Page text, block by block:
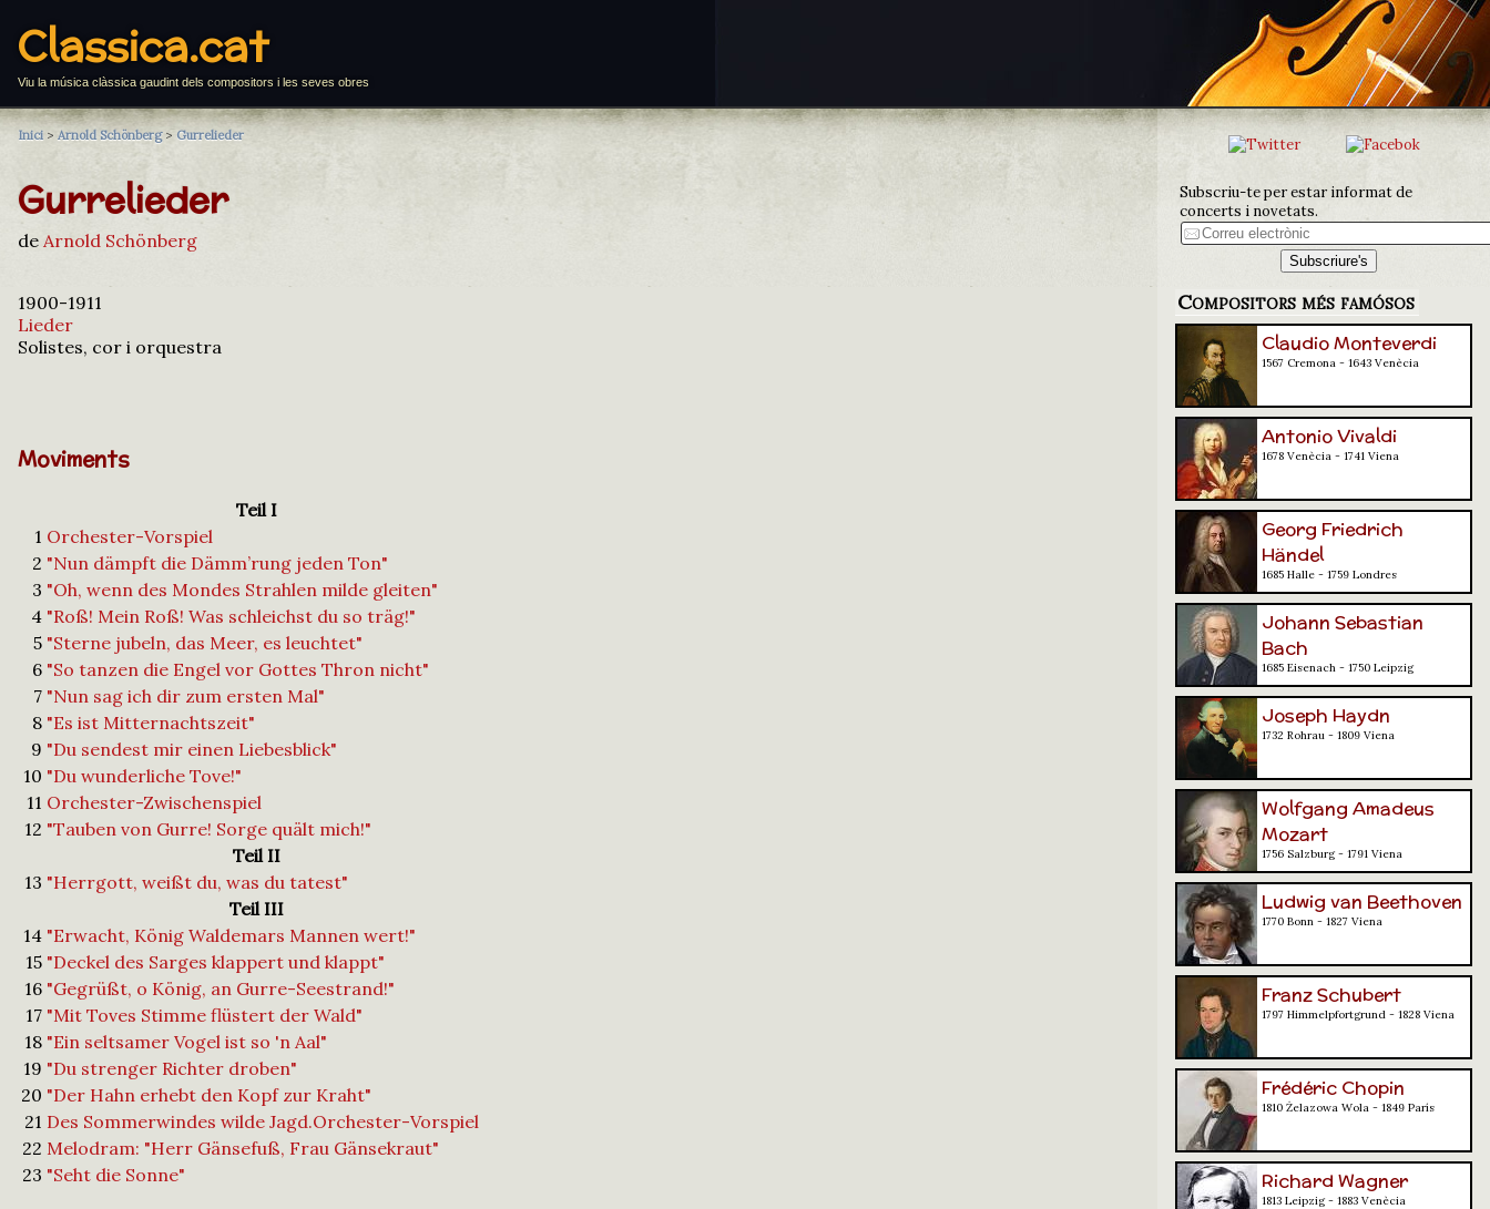
Classica.cat
Viu la música clàssica gaudint dels compositors i les seves obres
Inici > Arnold Schönberg> Gurrelieder
Gurrelieder
de Arnold Schönberg
1900-1911
Lieder
Solistes, cor i orquestra
Moviments
Teil I
1 Orchester-Vorspiel
2 "Nun dämpft die Dämm’rung jeden Ton"
3 "Oh, wenn des Mondes Strahlen milde gleiten"
4 "Roß! Mein Roß! Was schleichst du so träg!"
5 "Sterne jubeln, das Meer, es leuchtet"
6 "So tanzen die Engel vor Gottes Thron nicht"
7 "Nun sag ich dir zum ersten Mal"
8 "Es ist Mitternachtszeit"
9 "Du sendest mir einen Liebesblick"
10 "Du wunderliche Tove!"
11 Orchester-Zwischenspiel
12 "Tauben von Gurre! Sorge quält mich!"
Teil II
13 "Herrgott, weißt du, was du tatest"
Teil III
14 "Erwacht, König Waldemars Mannen wert!"
15 "Deckel des Sarges klappert und klappt"
16 "Gegrüßt, o König, an Gurre-Seestrand!"
17 "Mit Toves Stimme flüstert der Wald"
18 "Ein seltsamer Vogel ist so 'n Aal"
19 "Du strenger Richter droben"
20 "Der Hahn erhebt den Kopf zur Kraht"
21 Des Sommerwindes wilde Jagd.Orchester-Vorspiel
22 Melodram: "Herr Gänsefuß, Frau Gänsekraut"
23 "Seht die Sonne"
Subscriu-te per estar informat de
concerts i novetats.
Compositors més famósos
Claudio Monteverdi
1567 Cremona - 1643 Venècia
Antonio Vivaldi
1678 Venècia - 1741 Viena
Georg Friedrich
Händel
1685 Halle - 1759 Londres
Johann Sebastian
Bach
1685 Eisenach - 1750 Leipzig
Joseph Haydn
1732 Rohrau - 1809 Viena
Wolfgang Amadeus
Mozart
1756 Salzburg - 1791 Viena
Ludwig van Beethoven
1770 Bonn - 1827 Viena
Franz Schubert
1797 Himmelpfortgrund - 1828 Viena
Frédéric Chopin
1810 Żelazowa Wola - 1849 París
Richard Wagner
1813 Leipzig - 1883 Venècia